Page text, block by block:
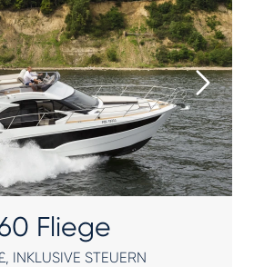
Fliege
INKLUSIVE STEUERN